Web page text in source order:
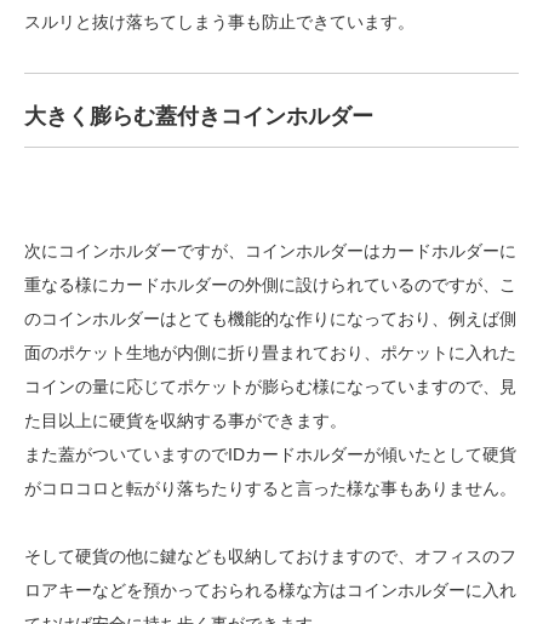
スルリと抜け落ちてしまう事も防止できています。
大きく膨らむ蓋付きコインホルダー
次にコインホルダーですが、コインホルダーはカードホルダーに
重なる様にカードホルダーの外側に設けられているのですが、こ
のコインホルダーはとても機能的な作りになっており、例えば側
面のポケット生地が内側に折り畳まれており、ポケットに入れた
コインの量に応じてポケットが膨らむ様になっていますので、見
た目以上に硬貨を収納する事ができます。
また蓋がついていますのでIDカードホルダーが傾いたとして硬貨
がコロコロと転がり落ちたりすると言った様な事もありません。
そして硬貨の他に鍵なども収納しておけますので、オフィスのフ
ロアキーなどを預かっておられる様な方はコインホルダーに入れ